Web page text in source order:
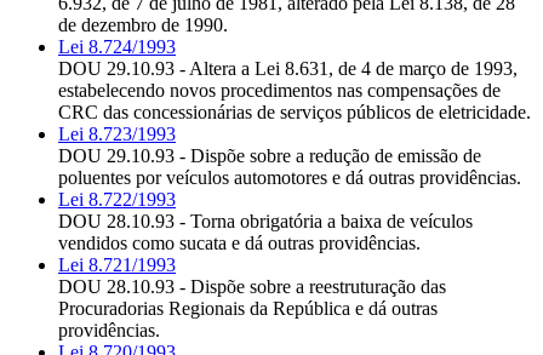
de dezembro de 1990.
Lei 8.724/1993
DOU 29.10.93 - Altera a Lei 8.631, de 4 de março de 1993,
estabelecendo novos procedimentos nas compensações de
CRC das concessionárias de serviços públicos de eletricidade.
Lei 8.723/1993
DOU 29.10.93 - Dispõe sobre a redução de emissão de
poluentes por veículos automotores e dá outras providências.
Lei 8.722/1993
DOU 28.10.93 - Torna obrigatória a baixa de veículos
vendidos como sucata e dá outras providências.
Lei 8.721/1993
DOU 28.10.93 - Dispõe sobre a reestruturação das
Procuradorias Regionais da República e dá outras
providências.